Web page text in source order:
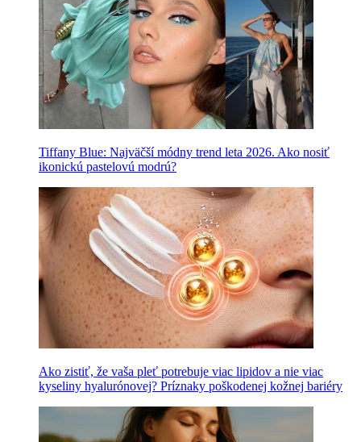
Tiffany Blue: Najväčší módny trend leta 2026. Ako nosiť
ikonickú pastelovú modrú?
Ako zistiť, že vaša pleť potrebuje viac lipidov a nie viac
kyseliny hyalurónovej? Príznaky poškodenej kožnej bariéry